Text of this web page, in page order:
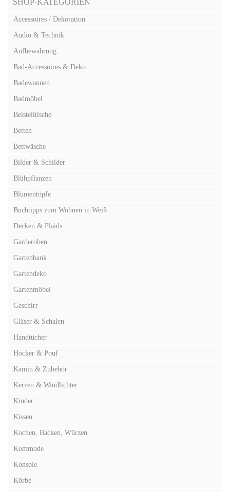
SHOP-KATEGORIEN
Accessoires / Dekoration
Audio & Technik
Aufbewahrung
Bad-Accessoires & Deko
Badewannen
Badmöbel
Beistelltische
Betten
Bettwäsche
Bilder & Schilder
Blühpflanzen
Blumentöpfe
Buchtipps zum Wohnen in Weiß
Decken & Plaids
Garderoben
Gartenbank
Gartendeko
Gartenmöbel
Geschirr
Gläser & Schalen
Handtücher
Hocker & Pouf
Kamin & Zubehör
Kerzen & Windlichter
Kinder
Kissen
Kochen, Backen, Würzen
Kommode
Konsole
Körbe